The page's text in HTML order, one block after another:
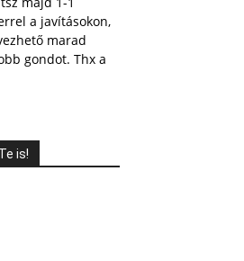
a javításokon,
marad
gondot. Thx a
is!